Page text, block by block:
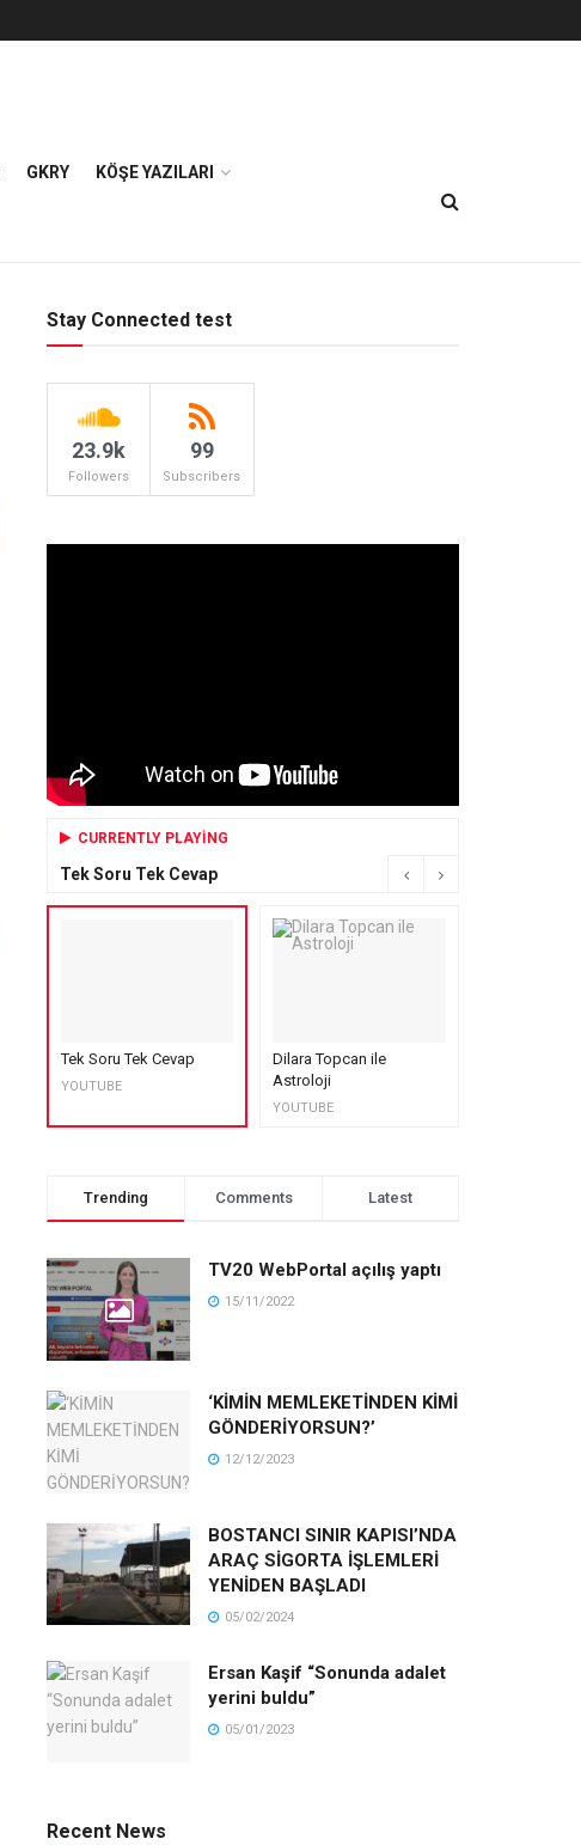
GKRY KÖŞE YAZILARI
Stay Connected test
23.9k
Followers
99
Subscribers
CURRENTLY PLAYING
Tek Soru Tek Cevap
Tek Soru Tek Cevap
YOUTUBE
Dilara Topcan ile
Astroloji
YOUTUBE
Trending Comments Latest
TV20 WebPortal açılış yaptı
15/11/2022
‘KİMİN MEMLEKETİNDEN KİMİ
GÖNDERİYORSUN?’
12/12/2023
BOSTANCI SINIR KAPISI’NDA
ARAÇ SİGORTA İŞLEMLERİ
YENİDEN BAŞLADI
05/02/2024
Ersan Kaşif “Sonunda adalet
yerini buldu”
05/01/2023
Recent News